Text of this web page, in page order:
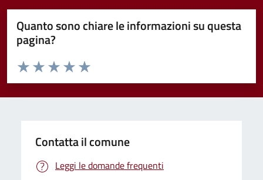
Quanto sono chiare le informazioni su questa
pagina?
Valuta da 1 a 5 stelle la pagina
Valuta 5 stelle su 5
Valuta 4 stelle su 5
Valuta 3 stelle su 5
Valuta 2 stelle su 5
Valuta 1 stelle su 5
Contatta il comune
Leggi le domande frequenti